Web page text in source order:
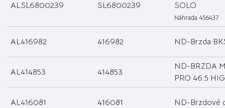
ALSL6800239 SL6800239
SOLO
Náhrada 456437
AL416982 416982 ND-Brzda
AL414853 414853
ND-BRZDA
PRO 46.5
AL416081 416081 ND-Brzdové